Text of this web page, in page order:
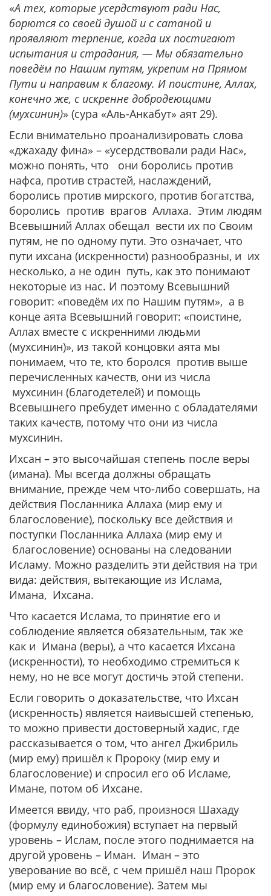
«А тех, которые усердствуют ради Нас,
борются со своей душой и с сатаной и
проявляют терпение, когда их постигают
испытания и страдания, — Мы обязательно
поведём по Нашим путям, укрепим на Прямом
Пути и направим к благому. И поистине, Аллах,
конечно же, с искренне добродеющими
(мухсинин)» (сура «Аль-Анкабут» аят 29).
Если внимательно проанализировать слова
«джахаду фина» – «усердствовали ради Нас»,
можно понять, что они боролись против
нафса, против страстей, наслаждений,
боролись против мирского, против богатства,
боролись против врагов Аллаха. Этим людям
Всевышний Аллах обещал вести их по Своим
путям, не по одному пути. Это означает, что
пути ихсана (искренности) разнообразны, и их
несколько, а не один путь, как это понимают
некоторые из нас. И поэтому Всевышний
говорит: «поведём их по Нашим путям», а в
конце аята Всевышний говорит: «поистине,
Аллах вместе с искренними людьми
(мухсинин)», из такой концовки аята мы
понимаем, что те, кто боролся против выше
перечисленных качеств, они из числа
мухсинин (благодетелей) и помощь
Всевышнего пребудет именно с обладателями
таких качеств, потому что они из числа
мухсинин.
Ихсан – это высочайшая степень после веры
(имана). Мы всегда должны обращать
внимание, прежде чем что-либо совершать, на
действия Посланника Аллаха (мир ему и
благословение), поскольку все действия и
поступки Посланника Аллаха (мир ему и
благословение) основаны на следовании
Исламу. Можно разделить эти действия на три
вида: действия, вытекающие из Ислама,
Имана, Ихсана.
Что касается Ислама, то принятие его и
соблюдение является обязательным, так же
как и Имана (веры), а что касается Ихсана
(искренности), то необходимо стремиться к
нему, но не все могут достичь этой степени.
Если говорить о доказательстве, что Ихсан
(искренность) является наивысшей степенью,
то можно привести достоверный хадис, где
рассказывается о том, что ангел Джибриль
(мир ему) пришёл к Пророку (мир ему и
благословение) и спросил его об Исламе,
Имане, потом об Ихсане.
Имеется ввиду, что раб, произнося Шахаду
(формулу единобожия) вступает на первый
уровень – Ислам, после этого поднимается на
другой уровень – Иман. Иман – это
уверование во всё, с чем пришёл наш Пророк
(мир ему и благословение). Затем мы